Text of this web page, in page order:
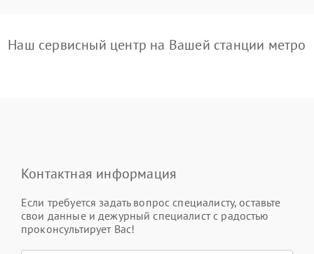
Наш сервисный центр на Вашей станции метро
Контактная информация
Если требуется задать вопрос специалисту, оставьте
свои данные и дежурный специалист с радостью
проконсультирует Вас!